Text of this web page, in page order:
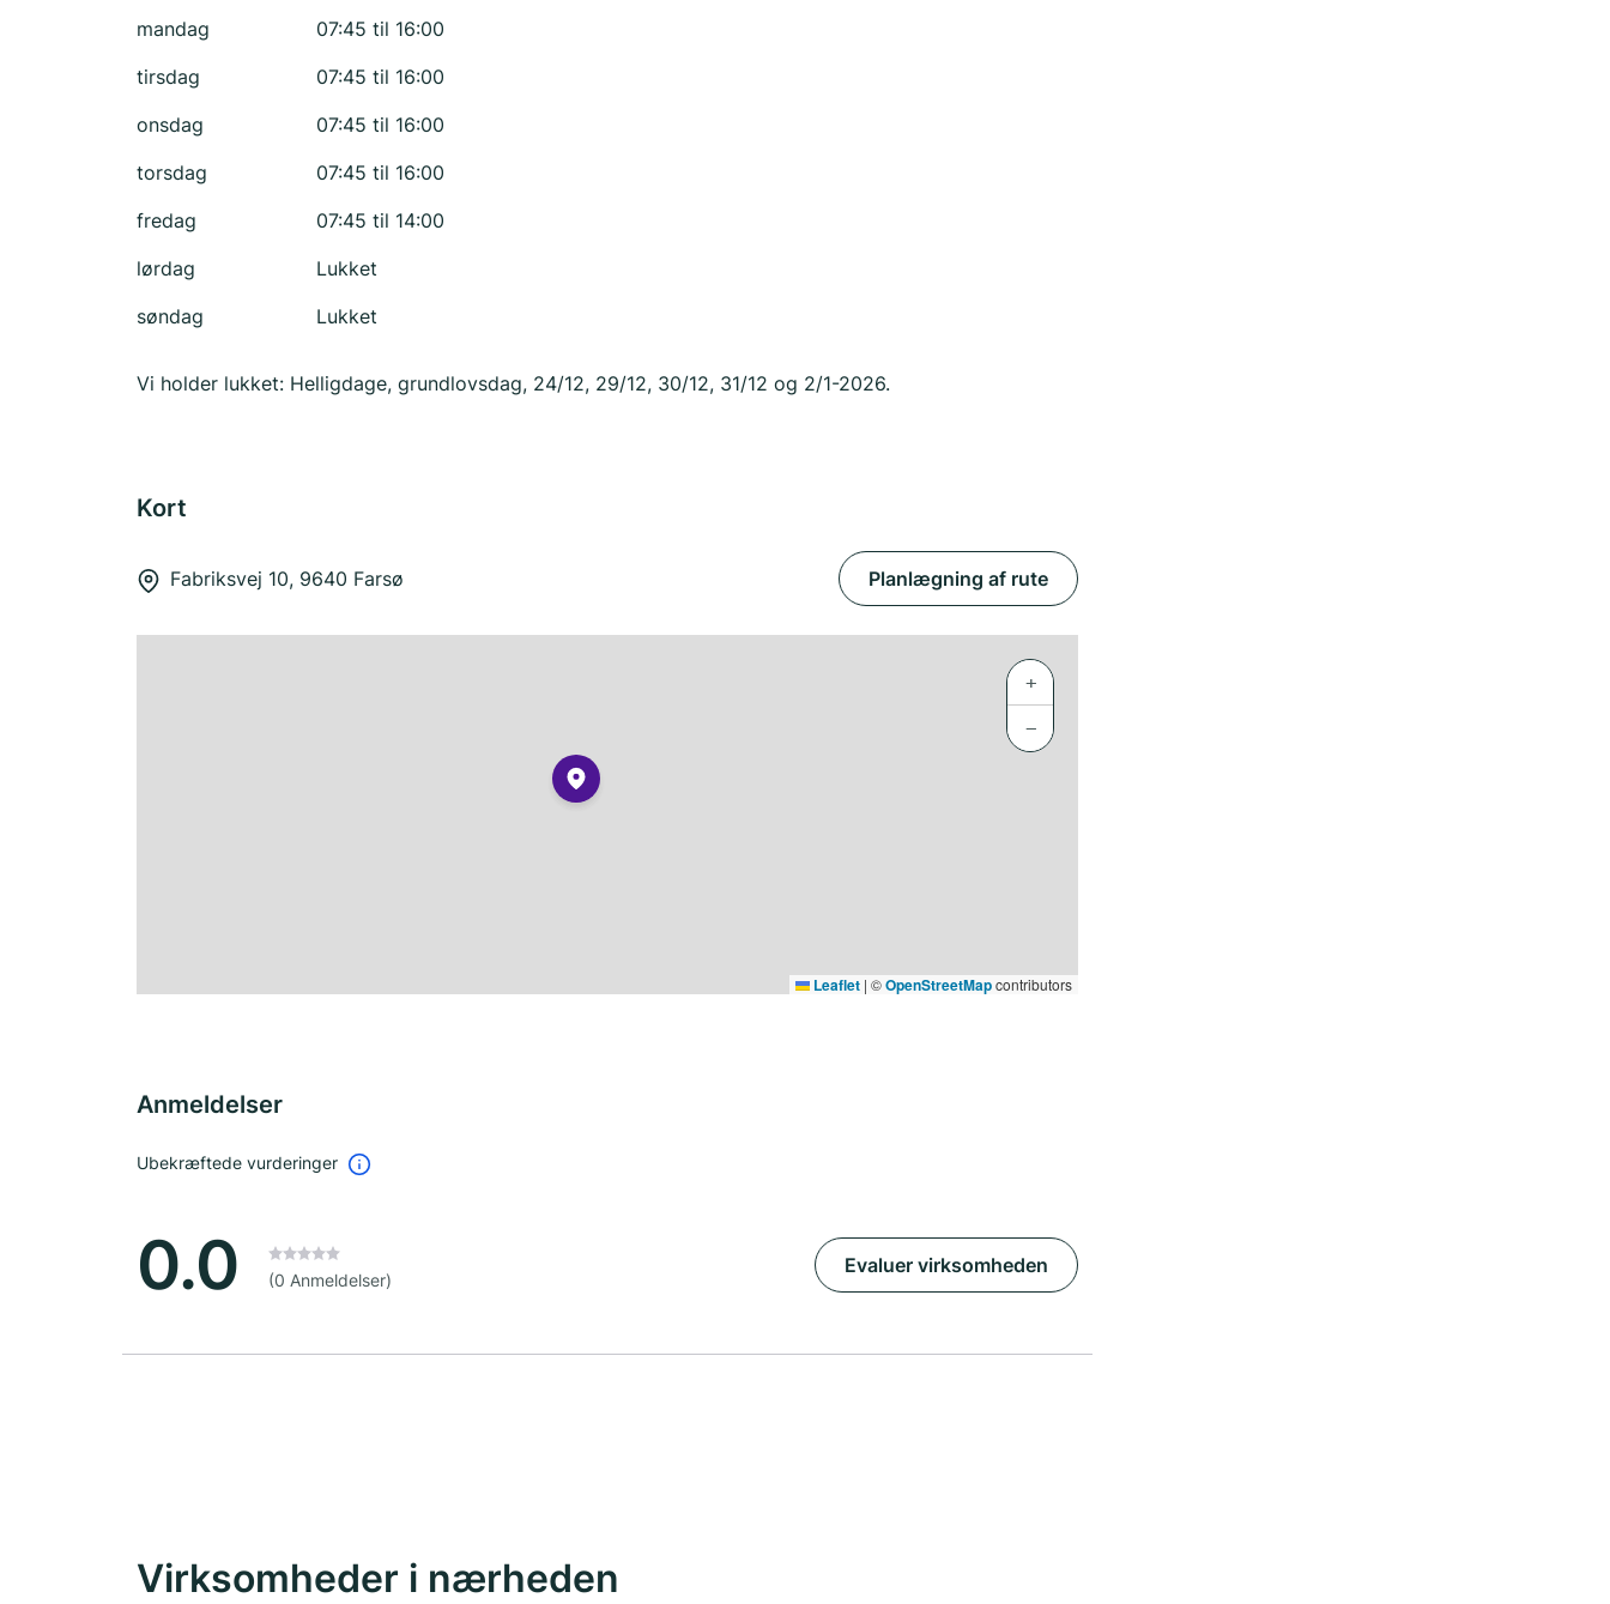
mandag
07:45 til 16:00
tirsdag
07:45 til 16:00
onsdag
07:45 til 16:00
torsdag
07:45 til 16:00
fredag
07:45 til 14:00
lørdag
Lukket
søndag
Lukket
Vi holder lukket: Helligdage, grundlovsdag, 24/12, 29/12, 30/12, 31/12 og 2/1-2026.
Kort
Fabriksvej 10, 9640 Farsø Planlægning af rute
+
−
Leaflet | ©OpenStreetMapcontributors
Anmeldelser
Ubekræftede vurderinger
0.0 (0 Anmeldelser)
Evaluer virksomheden
Virksomheder i nærheden